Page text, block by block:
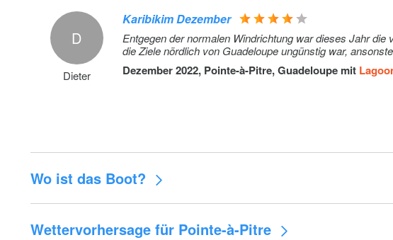
Transfer - One-Way, 5-6 persons (Guadaloupe Les Abymes Airport
- VPM Base Port de Plaisance)
Transfer - One-Way, 7 persons (Guadaloupe Les Abymes Airport -
VPM Base Port de Plaisance)
D
Dieter
Karibikim Dezember
Entgegen der normalen Windrichtung war dieses Jahr
die Ziele nördlich von Guadeloupe ungünstig war,
Dezember 2022, Pointe-à-Pitre, Guadeloupe mit
Wo ist das Boot?
Wettervorhersage für Pointe-à-Pitre